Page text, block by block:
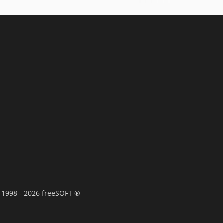
- 2026 freeSOFT ®